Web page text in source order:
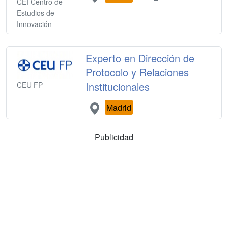
Estudios de
Innovación
CEU FP
Experto en Dirección de
Protocolo y Relaciones
Institucionales
Madrid
Publicidad